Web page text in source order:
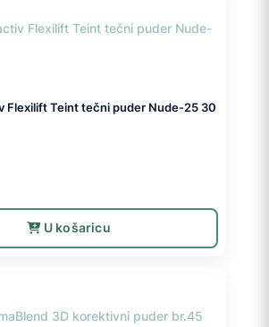
Flexilift Teint tečni puder Nude-25 30
U košaricu